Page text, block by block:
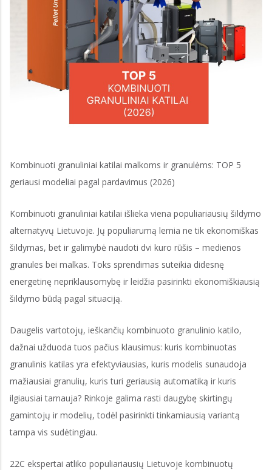
Kombinuoti granuliniai katilai malkoms ir granulėms: TOP 5
geriausi modeliai pagal pardavimus (2026)
Kombinuoti granuliniai katilai išlieka viena populiariausių šildymo
alternatyvų Lietuvoje. Jų populiarumą lemia ne tik ekonomiškas
šildymas, bet ir galimybė naudoti dvi kuro rūšis – medienos
granules bei malkas. Toks sprendimas suteikia didesnę
energetinę nepriklausomybę ir leidžia pasirinkti ekonomiškiausią
šildymo būdą pagal situaciją.
Daugelis vartotojų, ieškančių kombinuoto granulinio katilo,
dažnai užduoda tuos pačius klausimus: kuris kombinuotas
granulinis katilas yra efektyviausias, kuris modelis sunaudoja
mažiausiai granulių, kuris turi geriausią automatiką ir kuris
ilgiausiai tarnauja? Rinkoje galima rasti daugybę skirtingų
gamintojų ir modelių, todėl pasirinkti tinkamiausią variantą
tampa vis sudėtingiau.
22C ekspertai atliko populiariausių Lietuvoje kombinuotų